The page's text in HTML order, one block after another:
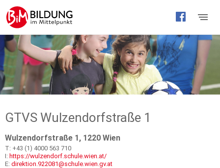
Barrierefreie
Bedienung
der
Webseite
GTVS Wulzendorfstraße 1
Wulzendorfstraße 1, 1220 Wien
T: +43 (1) 4000 563 710
I: https://wulzendorf.schule.wien.at/
E: direktion.922081@schule.wien.gv.at